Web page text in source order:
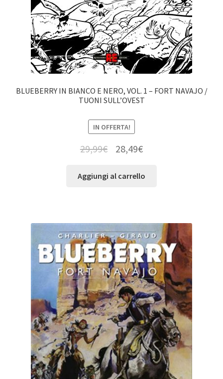
BLUEBERRY IN BIANCO E NERO, VOL. 1 – FORT NAVAJO /
TUONI SULL’OVEST
IN OFFERTA!
29,99€ 28,49€
Aggiungi al carrello